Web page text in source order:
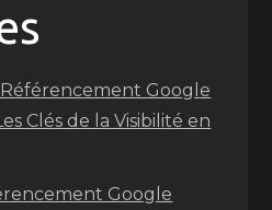
Google
Clés de la Visibilité en
Google